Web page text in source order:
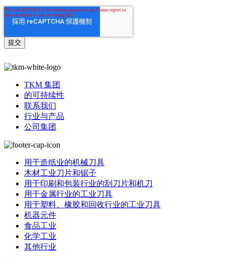
TKM 集团
的可持续性
联系我们
行业与产品
公司集团
用于造纸业的机械刀具
木材工业刀片和锯子
用于印刷和包装行业的刮刀片和机刀
用于金属行业的工业刀具
用于塑料、橡胶和回收行业的工业刀具
机器元件
食品工业
化学工业
其他行业